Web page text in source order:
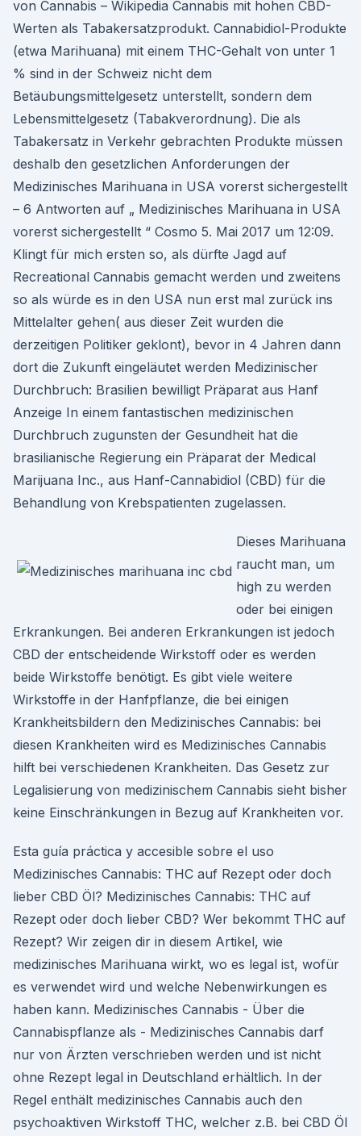
von Cannabis – Wikipedia Cannabis mit hohen CBD-
Werten als Tabakersatzprodukt. Cannabidiol-Produkte
(etwa Marihuana) mit einem THC-Gehalt von unter 1
% sind in der Schweiz nicht dem
Betäubungsmittelgesetz unterstellt, sondern dem
Lebensmittelgesetz (Tabakverordnung). Die als
Tabakersatz in Verkehr gebrachten Produkte müssen
deshalb den gesetzlichen Anforderungen der
Medizinisches Marihuana in USA vorerst sichergestellt
– 6 Antworten auf „ Medizinisches Marihuana in USA
vorerst sichergestellt “ Cosmo 5. Mai 2017 um 12:09.
Klingt für mich ersten so, als dürfte Jagd auf
Recreational Cannabis gemacht werden und zweitens
so als würde es in den USA nun erst mal zurück ins
Mittelalter gehen( aus dieser Zeit wurden die
derzeitigen Politiker geklont), bevor in 4 Jahren dann
dort die Zukunft eingeläutet werden Medizinischer
Durchbruch: Brasilien bewilligt Präparat aus Hanf
Anzeige In einem fantastischen medizinischen
Durchbruch zugunsten der Gesundheit hat die
brasilianische Regierung ein Präparat der Medical
Marijuana Inc., aus Hanf-Cannabidiol (CBD) für die
Behandlung von Krebspatienten zugelassen.
Dieses Marihuana
raucht man, um
high zu werden
oder bei einigen
Erkrankungen. Bei anderen Erkrankungen ist jedoch
CBD der entscheidende Wirkstoff oder es werden
beide Wirkstoffe benötigt. Es gibt viele weitere
Wirkstoffe in der Hanfpflanze, die bei einigen
Krankheitsbildern den Medizinisches Cannabis: bei
diesen Krankheiten wird es Medizinisches Cannabis
hilft bei verschiedenen Krankheiten. Das Gesetz zur
Legalisierung von medizinischem Cannabis sieht bisher
keine Einschränkungen in Bezug auf Krankheiten vor.
Esta guía práctica y accesible sobre el uso
Medizinisches Cannabis: THC auf Rezept oder doch
lieber CBD Öl? Medizinisches Cannabis: THC auf
Rezept oder doch lieber CBD? Wer bekommt THC auf
Rezept? Wir zeigen dir in diesem Artikel, wie
medizinisches Marihuana wirkt, wo es legal ist, wofür
es verwendet wird und welche Nebenwirkungen es
haben kann. Medizinisches Cannabis - Über die
Cannabispflanze als - Medizinisches Cannabis darf
nur von Ärzten verschrieben werden und ist nicht
ohne Rezept legal in Deutschland erhältlich. In der
Regel enthält medizinisches Cannabis auch den
psychoaktiven Wirkstoff THC, welcher z.B. bei CBD Öl